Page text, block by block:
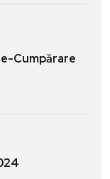
Cumpărare